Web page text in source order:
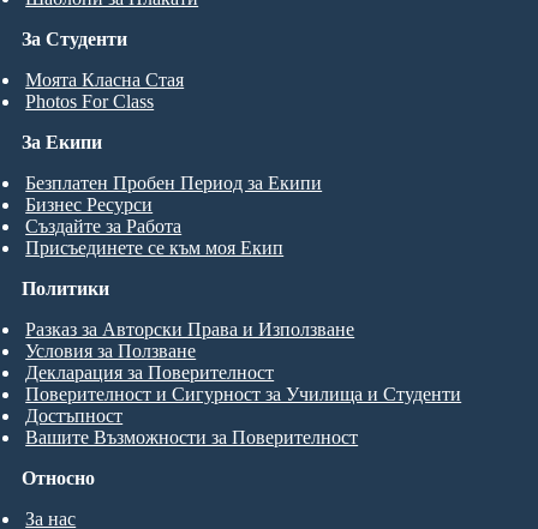
За Студенти
Моята Класна Стая
Photos For Class
За Екипи
Безплатен Пробен Период за Екипи
Бизнес Ресурси
Създайте за Работа
Присъединете се към моя Екип
Относно
За нас
Политики
Разказ за Авторски Права и Използване
Условия за Ползване
Декларация за Поверителност
Поверителност и Сигурност за Училища и Студенти
Достъпност
Вашите Възможности за Поверителност